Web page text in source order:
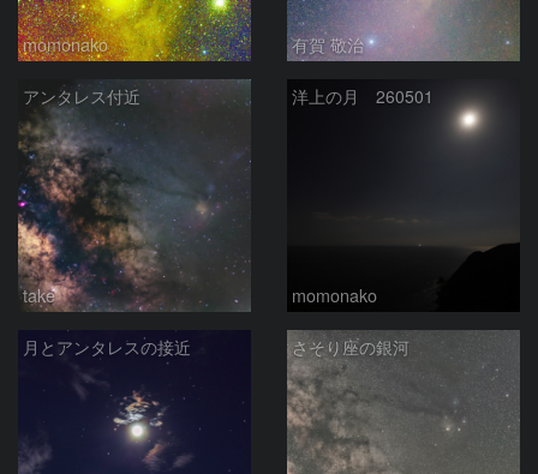
momonako 有賀 敬治
アンタレス付近
take
洋上の月 260501
momonako
月とアンタレスの接近 さそり座の銀河